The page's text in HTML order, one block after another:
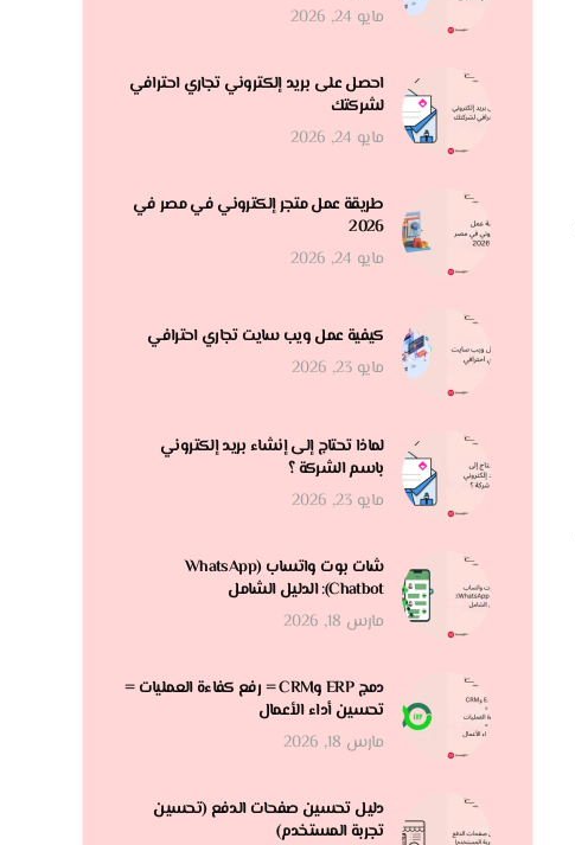
مايو 24, 2026
احصل على بريد إلكتروني تجاري احترافي
لشركتك
مايو 24, 2026
طريقة عمل متجر إلكتروني في مصر في
2026
مايو 24, 2026
كيفية عمل ويب سايت تجاري احترافي
مايو 23, 2026
لماذا تحتاج إلى إنشاء بريد إلكتروني
باسم الشركة ؟
مايو 23, 2026
شات بوت واتساب (WhatsApp
Chatbot): الدليل الشامل
مارس 18, 2026
دمج ERP وCRM = رفع كفاءة العمليات =
تحسين أداء الأعمال
مارس 18, 2026
دليل تحسين صفحات الدفع (تحسين
تجربة المستخدم)